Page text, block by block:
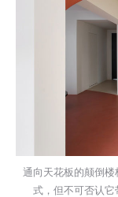
通向天花板的颠倒
式，但不可否认它